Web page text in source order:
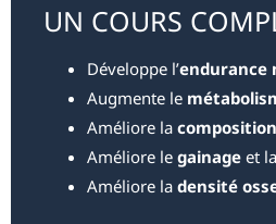
UN COURS
Développe l’endurance
Augmente le
Améliore la
Améliore le gainage et
Améliore la densité